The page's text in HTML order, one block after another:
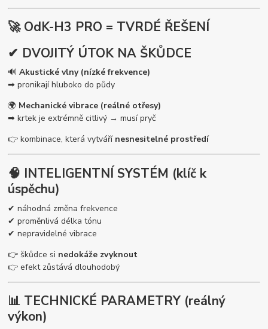
🚀 OdK-H3 PRO = TVRDÉ ŘEŠENÍ
✔ DVOJITÝ ÚTOK NA ŠKŮDCE
🔊Akustické vlny (nízké frekvence)
➡ pronikají hluboko do půdy
🌍 Mechanické vibrace (reálné otřesy)
➡ krtek je extrémně citlivý → musí pryč
👉 kombinace, která vytváří nesnesitelné prostředí
🧠 INTELIGENTNÍ SYSTÉM (klíč k
úspěchu)
✔ náhodná změna frekvence
✔ proměnlivá délka tónu
✔ nepravidelné vibrace
👉 škůdce si nedokáže zvyknout
👉 efekt zůstává dlouhodobý
📊 TECHNICKÉ PARAMETRY (reálný
výkon)